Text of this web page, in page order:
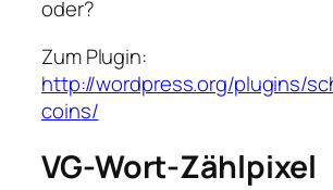
oder?
Zum Plugin:
http://wordpress.org/plugins/
coins/
VG-Wort-Zählpixel